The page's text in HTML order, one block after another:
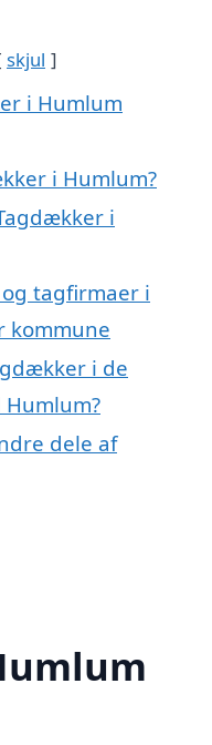
skjul
i Humlum
i Humlum?
i
tagfirmaer i
kommune
i de
dele af